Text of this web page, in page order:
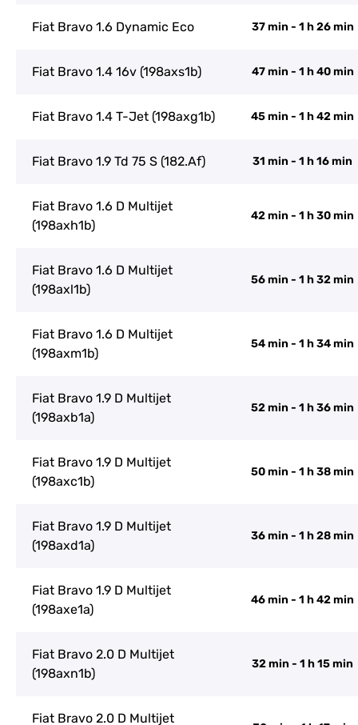
Fiat Bravo 1.6 Dynamic Eco 37 min - 1 h 26 min
Fiat Bravo 1.4 16v (198axs1b) 47 min - 1 h 40 min
Fiat Bravo 1.4 T-Jet (198axg1b) 45 min - 1 h 42 min
Fiat Bravo 1.9 Td 75 S (182.Af) 31 min - 1 h 16 min
Fiat Bravo 1.6 D Multijet
(198axh1b)
42 min - 1 h 30 min
Fiat Bravo 1.6 D Multijet
(198axl1b)
56 min - 1 h 32 min
Fiat Bravo 1.6 D Multijet
(198axm1b)
54 min - 1 h 34 min
Fiat Bravo 1.9 D Multijet
(198axb1a)
52 min - 1 h 36 min
Fiat Bravo 1.9 D Multijet
(198axc1b)
50 min - 1 h 38 min
Fiat Bravo 1.9 D Multijet
(198axd1a)
36 min - 1 h 28 min
Fiat Bravo 1.9 D Multijet
(198axe1a)
46 min - 1 h 42 min
Fiat Bravo 2.0 D Multijet
(198axn1b)
32 min - 1 h 15 min
Fiat Bravo 2.0 D Multijet